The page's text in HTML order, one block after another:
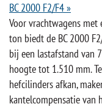
BC 2000 F2/F4 »
Voor vrachtwagens
ton biedt de BC 2000
bij een lastafstand van
hoogte tot 1.510 mm.
hefcilinders afkan,
kantelcompensatie